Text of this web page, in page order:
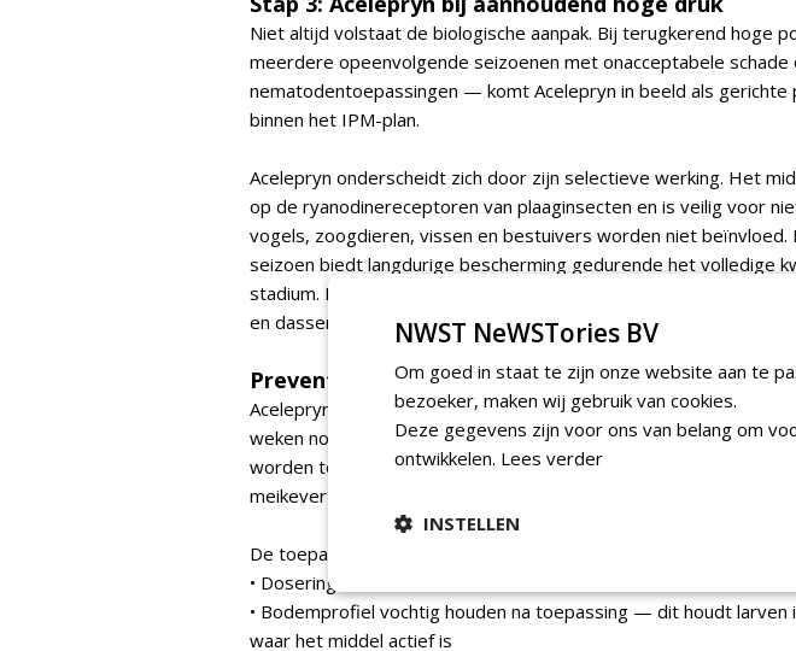
Niet altijd volstaat de biologische aanpak. Bij terugkerend hoge
meerdere opeenvolgende seizoenen met onacceptabele schade
nematodentoepassingen — komt Acelepryn in beeld als gerichte
binnen het IPM-plan.
Acelepryn onderscheidt zich door zijn selectieve werking. Het
op de ryanodinereceptoren van plaaginsecten en is veilig voor
vogels, zoogdieren, vissen en bestuivers worden niet beïnvloed.
seizoen biedt langdurige bescherming gedurende het volledige
stadium. Doordat de larvenpopulatie daalt, neemt ook het
en dassen af — en daarmee de secundaire zodeschade.
Preventief toepassen: de juiste techniek
Acelepryn is nadrukkelijk een preventief middel. De werkzame
weken nodig om door de viltlaag naar de wortelzone te
worden toegepast vóór de ei-uitkomst — wachten tot schade
meikever betekent dat een toepassing in mei-juni, bij junikever in
De toepassingstechniek in het kort:
• Dosering: 0,6 L/ha
• Bodemprofiel vochtig houden na toepassing — dit houdt larven
waar het middel actief is
NWST NeWSTories BV
Om goed in staat te zijn onze website aan te
bezoeker, maken wij gebruik van cookies.
Deze gegevens zijn voor ons van belang om
ontwikkelen. Lees verder
INSTELLEN